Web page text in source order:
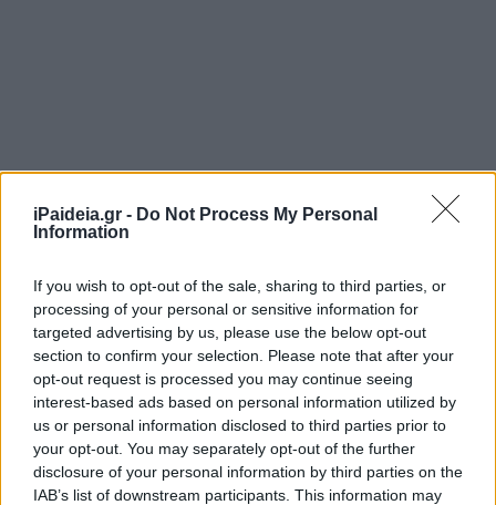
iPaideia.gr - Do Not Process My Personal
Information
If you wish to opt-out of the sale, sharing to third parties, or
processing of your personal or sensitive information for
targeted advertising by us, please use the below opt-out
section to confirm your selection. Please note that after your
opt-out request is processed you may continue seeing
interest-based ads based on personal information utilized by
us or personal information disclosed to third parties prior to
your opt-out. You may separately opt-out of the further
disclosure of your personal information by third parties on the
IAB’s list of downstream participants. This information may